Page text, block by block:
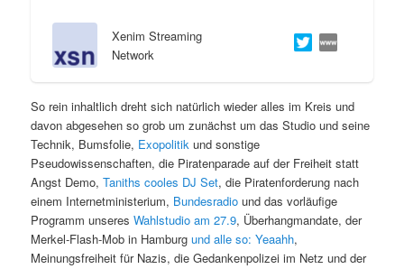
g
e
n
i
n
g
e
Xenim Streaming
Network
So rein inhaltlich dreht sich natürlich wieder alles im Kreis und
davon abgesehen so grob um zunächst um das Studio und seine
Technik, Bumsfolie, Exopolitik und sonstige
Pseudowissenschaften, die Piratenparade auf der Freiheit statt
Angst Demo,Taniths cooles DJ Set, die Piratenforderung nach
einem Internetministerium, Bundesradio und das vorläufige
Programm unseresWahlstudio am 27.9, Überhangmandate, der
Merkel-Flash-Mob in Hamburgund alle so: Yeaahh,
Meinungsfreiheit für Nazis, die Gedankenpolizei im Netz und der